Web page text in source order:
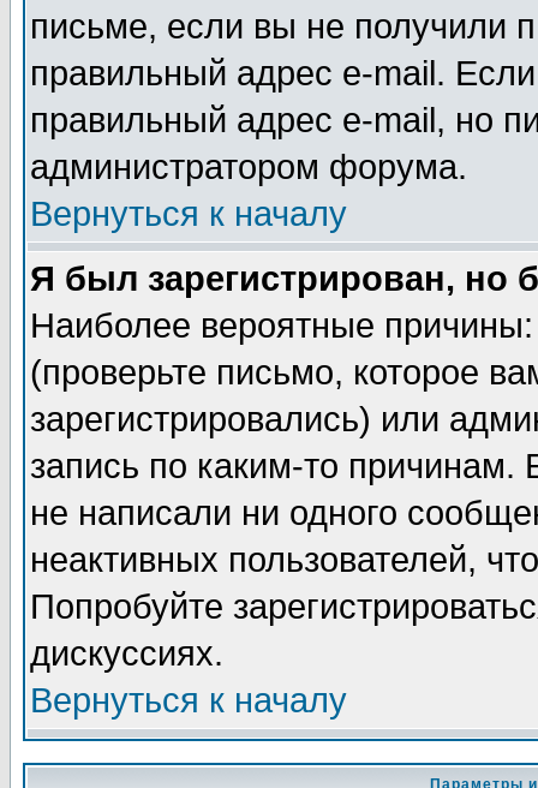
письме, если вы не получили
правильный адрес e-mail.
правильный адрес e-mail, но
администратором форума.
Вернуться к началу
Я был зарегистрирован, но
Наиболее вероятные
(проверьте письмо, которое
зарегистрировались) или
запись по каким-то
не написали ни одного
неактивных пользователей,
Попробуйте
дискуссиях.
Вернуться к началу
Параметры